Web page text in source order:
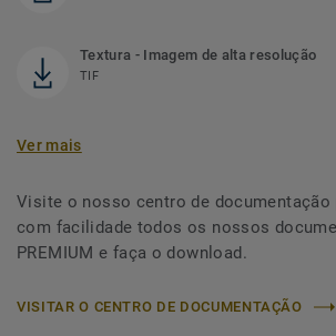
Textura - Imagem de alta resolução
TIF
Ver mais
Visite o nosso centro de documentação
com facilidade todos os nossos
PREMIUM e faça o download.
VISITAR O CENTRO DE DOCUMENTAÇÃO